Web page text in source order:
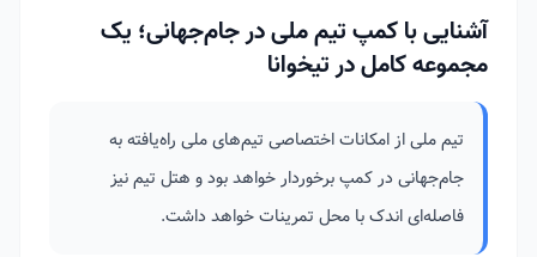
آشنایی با کمپ تیم ملی در جام‌جهانی؛ یک
مجموعه کامل در تیخوانا
تیم ملی از امکانات اختصاصی تیم‌های ملی راه‌یافته به
جام‌جهانی در کمپ برخوردار خواهد بود و هتل تیم نیز
فاصله‌ای اندک با محل تمرینات خواهد داشت.